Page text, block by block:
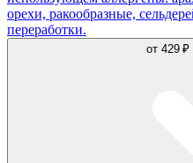
орехи, ракообразные,
переработки.
от 429 ₽